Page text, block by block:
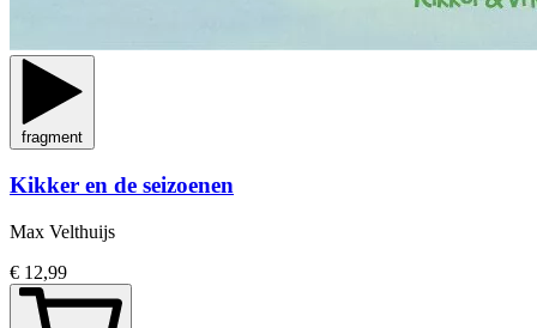
fragment
Kikker en de seizoenen
Max Velthuijs
€ 12,99